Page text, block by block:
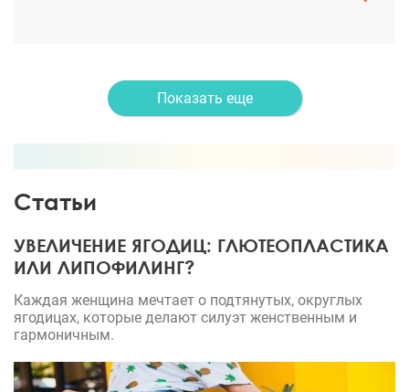
Показать еще
Статьи
УВЕЛИЧЕНИЕ ЯГОДИЦ: ГЛЮТЕОПЛАСТИКА
ИЛИ ЛИПОФИЛИНГ?
Каждая женщина мечтает о подтянутых, округлых
ягодицах, которые делают силуэт женственным и
гармоничным.